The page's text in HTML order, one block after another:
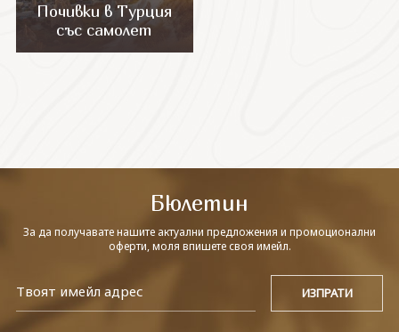
ЕКЗОТИКА
Почивки в Турция
със самолет
Бюлетин
За да получавате нашите актуални предложения и промоционални
оферти, моля впишете своя имейл.